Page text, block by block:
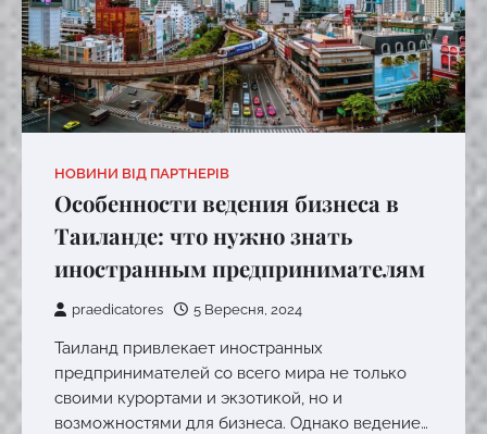
НОВИНИ ВІД ПАРТНЕРІВ
Особенности ведения бизнеса в
Таиланде: что нужно знать
иностранным предпринимателям
praedicatores 5 Вересня, 2024
Таиланд привлекает иностранных
предпринимателей со всего мира не только
своими курортами и экзотикой, но и
возможностями для бизнеса. Однако ведение…